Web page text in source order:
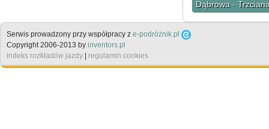
Dąbrowa -
Serwis prowadzony przy współpracy z e-podróżnik.pl
Copyright 2006-2013 by inventors.pl
Indeks rozkładów jazdy | regulamin cookies